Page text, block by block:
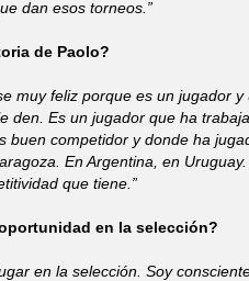
dan esos torneos.”
de Paolo?
muy feliz porque es un jugador
den. Es un jugador que ha
buen competidor y donde ha
En Argentina, en
que tiene.”
en la selección?
en la selección. Soy